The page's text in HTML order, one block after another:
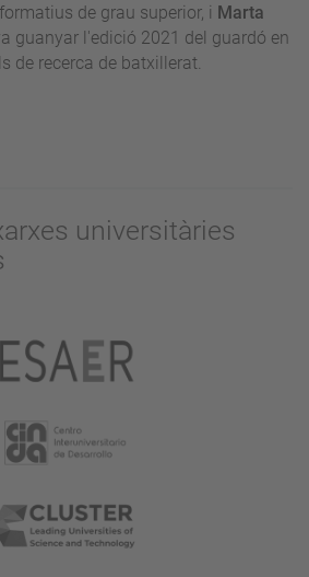
de grau superior, i Marta
guanyar l'edició 2021 del guardó en
de recerca de batxillerat.
universitàries